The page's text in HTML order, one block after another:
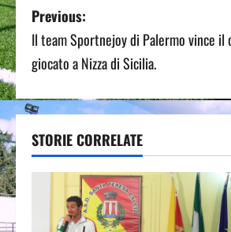
P
o
t
n
Previous:
Il team Sportnejoy di Palermo vince il
giocato a Nizza di Sicilia.
STORIE CORRELATE